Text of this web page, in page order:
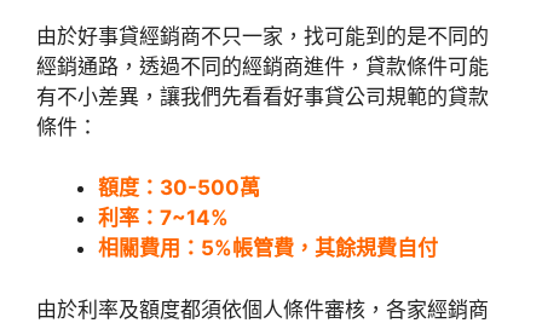
由於好事貸經銷商不只一家，找可能到的是不同的
經銷通路，透過不同的經銷商進件，貸款條件可能
有不小差異，讓我們先看看好事貸公司規範的貸款
條件：
額度：30-500萬
利率：7~14%
相關費用：5%帳管費，其餘規費自付
由於利率及額度都須依個人條件審核，各家經銷商